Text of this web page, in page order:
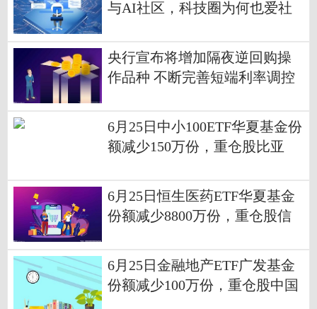
与AI社区，科技圈为何也爱社
央行宣布将增加隔夜逆回购操
作品种 不断完善短端利率调控
6月25日中小100ETF华夏基金份
额减少150万份，重仓股比亚
6月25日恒生医药ETF华夏基金
份额减少8800万份，重仓股信
6月25日金融地产ETF广发基金
份额减少100万份，重仓股中国